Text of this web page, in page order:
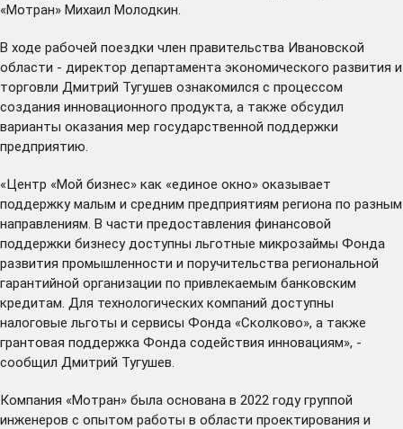
«Мотран» Михаил Молодкин.
В ходе рабочей поездки член правительства Ивановской
области - директор департамента экономического развития и
торговли Дмитрий Тугушев ознакомился с процессом
создания инновационного продукта, а также обсудил
варианты оказания мер государственной поддержки
предприятию.
«Центр «Мой бизнес» как «единое окно» оказывает
поддержку малым и средним предприятиям региона по разным
направлениям. В части предоставления финансовой
поддержки бизнесу доступны льготные микрозаймы Фонда
развития промышленности и поручительства региональной
гарантийной организации по привлекаемым банковским
кредитам. Для технологических компаний доступны
налоговые льготы и сервисы Фонда «Сколково», а также
грантовая поддержка Фонда содействия инновациям», -
сообщил Дмитрий Тугушев.
Компания «Мотран» была основана в 2022 году группой
инженеров с опытом работы в области проектирования и